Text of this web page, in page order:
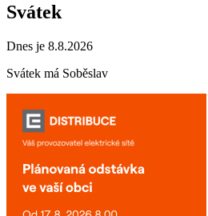
Svátek
Dnes je 8.8.2026
Svátek má Soběslav